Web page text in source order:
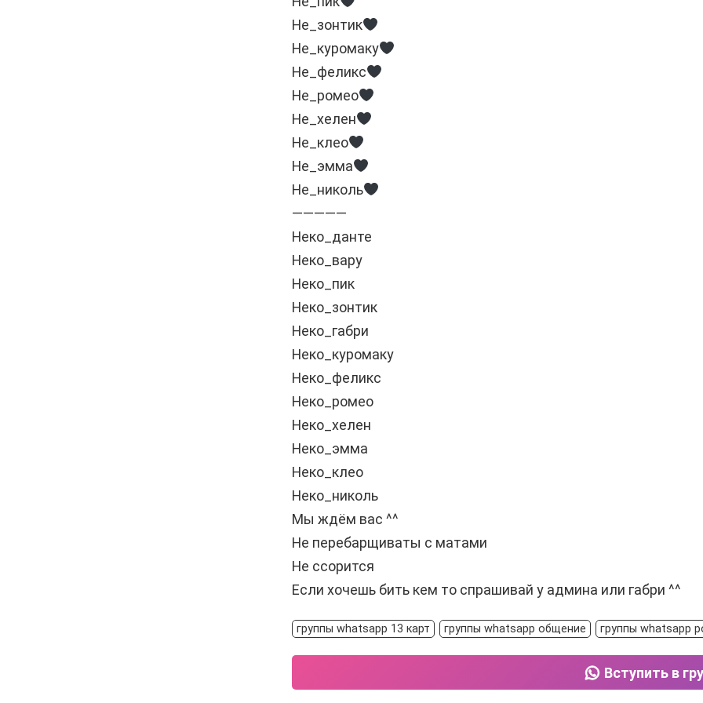
Не_зонтик
Не_куромаку
Не_феликс
Не_ромео
Не_хелен
Не_клео
Не_эмма
Не_николь
—————
Неко_данте
Неко_вару
Неко_пик
Неко_зонтик
Неко_габри
Неко_куромаку
Неко_феликс
Неко_ромео
Неко_хелен
Неко_эмма
Неко_клео
Неко_николь
Мы ждём вас ^^
Не перебарщиваты с матами
Не ссорится
Если хочешь бить кем то спрашивай у админа или габри ^^
группы whatsapp 13 карт группы whatsapp общение группы whatsapp
Вступить в